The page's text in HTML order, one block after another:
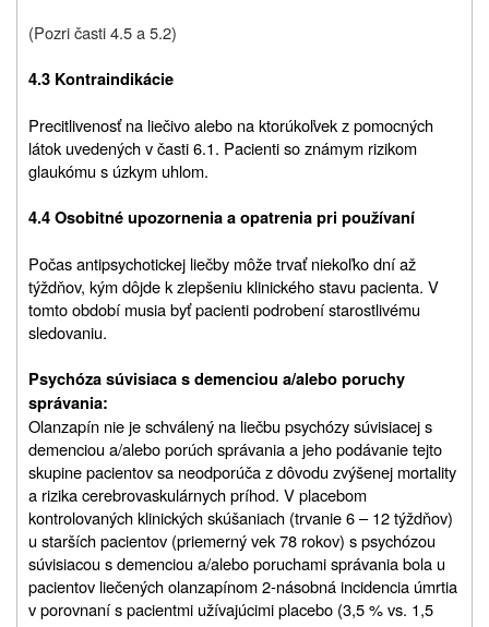
(Pozri časti 4.5 a 5.2)
4.3 Kontraindikácie
Precitlivenosť na liečivo alebo na ktorúkoľvek z pomocných
látok uvedených v časti 6.1. Pacienti so známym rizikom
glaukómu s úzkym uhlom.
4.4 Osobitné upozornenia a opatrenia pri používaní
Počas antipsychotickej liečby môže trvať niekoľko dní až
týždňov, kým dôjde k zlepšeniu klinického stavu pacienta. V
tomto období musia byť pacienti podrobení starostlivému
sledovaniu.
Psychóza súvisiaca s demenciou a/alebo poruchy
správania:
Olanzapín nie je schválený na liečbu psychózy súvisiacej s
demenciou a/alebo porúch správania a jeho podávanie tejto
skupine pacientov sa neodporúča z dôvodu zvýšenej mortality
a rizika cerebrovaskulárnych príhod. V placebom
kontrolovaných klinických skúšaniach (trvanie 6 – 12 týždňov)
u starších pacientov (priemerný vek 78 rokov) s psychózou
súvisiacou s demenciou a/alebo poruchami správania bola u
pacientov liečených olanzapínom 2‑násobná incidencia úmrtia
v porovnaní s pacientmi užívajúcimi placebo (3,5 % vs. 1,5